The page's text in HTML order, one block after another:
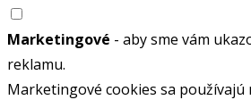
Marketingové - aby sme vám
reklamu.
Marketingové cookies sa používajú